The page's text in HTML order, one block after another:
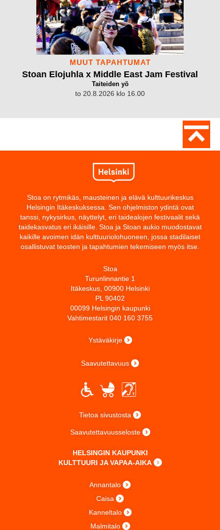
MUUT TAPAHTUMAT
Stoan Elojuhla x Middle East Jam Festival
Taiteiden yö
to 20.8.2026 klo 16.00
Stoa on rytmikäs, mausteinen ja elävä kulttuurikeskus
Helsingin Itäkeskuksessa. Sen ohjelmiston ydintä ovat
tanssi, nykysirkus, näyttelyt, eri taidealojen festivaalit sekä
taidekasvatus eri ikäisille. Stoa ja Stoan aukio muodostavat
kaikille avoimen idän kulttuuriolohuoneen, jossa stadilaiset
osallistuvat teosten ja tapahtumien tekemiseen myös itse.
Stoa
Turunlinnantie 1
Itäkeskus, 00900 Helsinki
PL 90402
00099 Helsingin kaupunki
Vahtimestarit 040 160 3755
Ystäväkirje
Saavutettavuus
Tietoa sivustosta
Saavutettavuusseloste
HELSINGIN KAUPUNKI
KULTTUURI JA VAPAA-AIKA
Annantalo
Caisa
Kanneltalo
Malmitalo